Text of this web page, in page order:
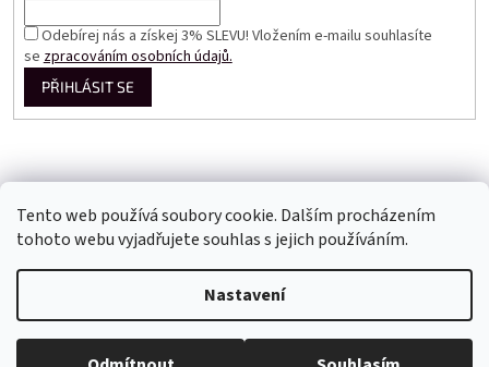
Tento web používá soubory cookie. Dalším procházením
tohoto webu vyjadřujete souhlas s jejich používáním.
Nastavení
Odebírej nás a získej 3% SLEVU! Vložením e-mailu souhlasíte
sezpracováním osobních údajů.
PŘIHLÁSIT SE
Copyright 2026Perfect Dress EU. Všechna práva vyhrazena.